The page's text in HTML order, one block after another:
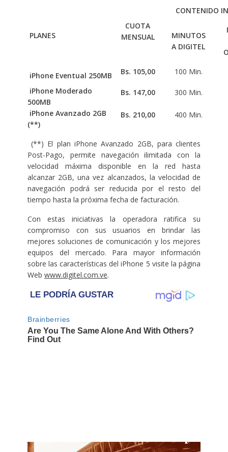
PLANES
CUOTA
MENSUAL
CONTENIDO
MINUTOS
A DIGITEL
iPhone Eventual 250MB Bs. 105,00
100 Min.
iPhone Moderado
500MB
Bs. 147,00 300 Min.
iPhone Avanzado 2GB
(**)
Bs. 210,00 400 Min.
(**) El plan iPhone Avanzado 2GB, para clientes
Post-Pago, permite navegación ilimitada con la
velocidad máxima disponible en la red hasta
alcanzar 2GB, una vez alcanzados, la velocidad de
navegación podrá ser reducida por el resto del
tiempo hasta la próxima fecha de facturación.
Con estas iniciativas la operadora ratifica su
compromiso con sus usuarios en brindar las
mejores soluciones de comunicación y los mejores
equipos del mercado. Para mayor información
sobre las características del iPhone 5 visite la página
Web www.digitel.com.ve.